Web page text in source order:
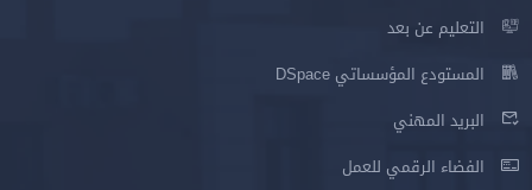
التعليم عن بعد
المستودع المؤسساتي DSpace
البريد المهني
الفضاء الرقمي للعمل